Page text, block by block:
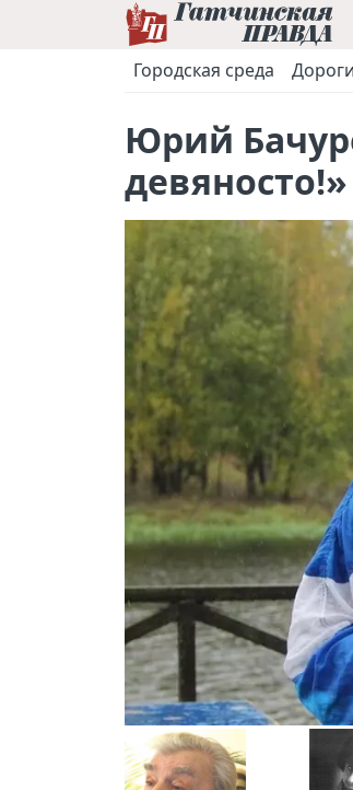
Городская среда
Дороги
Юрий
девяносто!»